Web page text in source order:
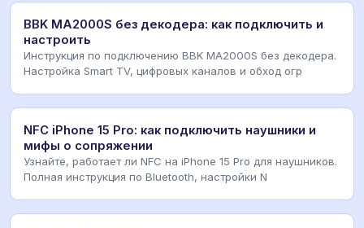
BBK MA2000S без декодера: как подключить и
настроить
Инструкция по подключению BBK MA2000S без декодера.
Настройка Smart TV, цифровых каналов и обход огр
NFC iPhone 15 Pro: как подключить наушники и
мифы о сопряжении
Узнайте, работает ли NFC на iPhone 15 Pro для наушников.
Полная инструкция по Bluetooth, настройки N